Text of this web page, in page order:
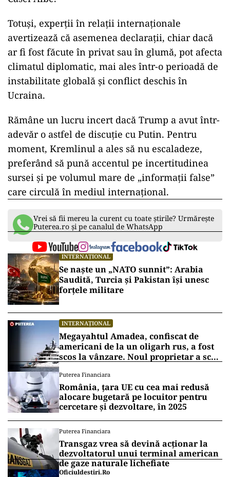
Totuși, experții în relații internaționale
avertizează că asemenea declarații, chiar dacă
ar fi fost făcute în privat sau în glumă, pot afecta
climatul diplomatic, mai ales într-o perioadă de
instabilitate globală și conflict deschis în
Ucraina.
Rămâne un lucru incert dacă Trump a avut într-
adevăr o astfel de discuție cu Putin. Pentru
moment, Kremlinul a ales să nu escaladeze,
preferând să pună accentul pe incertitudinea
sursei și pe volumul mare de „informații false”
care circulă în mediul internațional.
Vrei să fii mereu la curent cu toate știrile? Urmărește
Puterea.ro și pe canalul de WhatsApp
INTERNAȚIONAL
Se naște un „NATO sunnit”: Arabia
Saudită, Turcia și Pakistan își unesc
forțele militare
INTERNAȚIONAL
Megayahtul Amadea, confiscat de
americani de la un oligarh rus, a fost
scos la vânzare. Noul proprietar a scos
Puterea Financiara
România, țara UE cu cea mai redusă
alocare bugetară pe locuitor pentru
cercetare și dezvoltare, în 2025
Puterea Financiara
Transgaz vrea să devină acționar la
dezvoltatorul unui terminal american
de gaze naturale lichefiate
Oficiuldestiri.ro